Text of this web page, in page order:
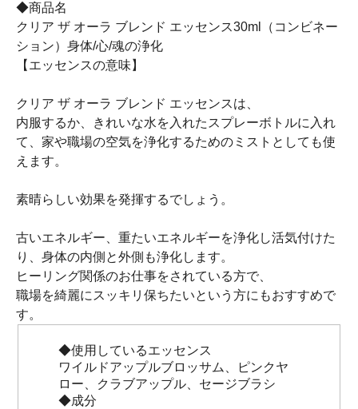
◆商品名
クリア ザ オーラ ブレンド エッセンス30ml（コンビネー
ション）身体/心/魂の浄化
【エッセンスの意味】
クリア ザ オーラ ブレンド エッセンスは、
内服するか、きれいな水を入れたスプレーボトルに入れ
て、家や職場の空気を浄化するためのミストとしても使
えます。
素晴らしい効果を発揮するでしょう。
古いエネルギー、重たいエネルギーを浄化し活気付けた
り、身体の内側と外側も浄化します。
ヒーリング関係のお仕事をされている方で、
職場を綺麗にスッキリ保ちたいという方にもおすすめで
す。
◆使用しているエッセンス
ワイルドアップルブロッサム、ピンクヤ
ロー、クラブアップル、セージブラシ
◆成分